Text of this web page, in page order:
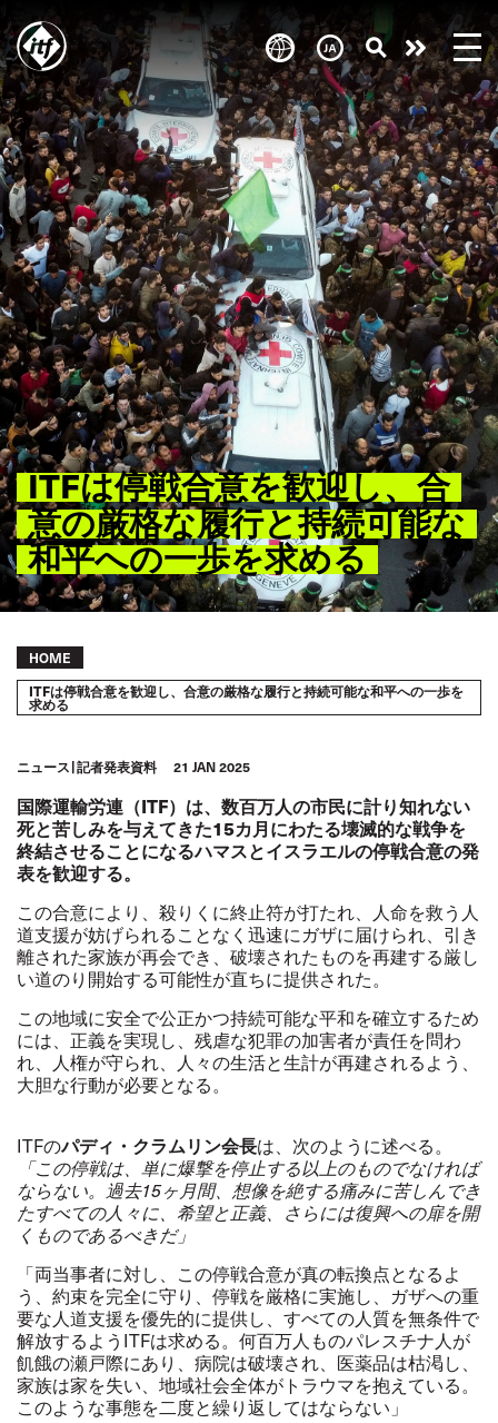
to
main
content
ITFは停戦合意を歓迎し、合
意の厳格な履行と持続可能な
和平への一歩を求める
Take
action
Breadcrumb
HOME
ITFは停戦合意を歓迎し、合意の厳格な履行と持続可能な和平への一歩を
求める
ニュース 記者発表資料 21 JAN 2025
国際運輸労連（ITF）は、数百万人の市民に計り知れない
死と苦しみを与えてきた15カ月にわたる壊滅的な戦争を
終結させることになるハマスとイスラエルの停戦合意の発
表を歓迎する。
この合意により、殺りくに終止符が打たれ、人命を救う人
道支援が妨げられることなく迅速にガザに届けられ、引き
離された家族が再会でき、破壊されたものを再建する厳し
い道のり開始する可能性が直ちに提供された。
この地域に安全で公正かつ持続可能な平和を確立するため
には、正義を実現し、残虐な犯罪の加害者が責任を問わ
れ、人権が守られ、人々の生活と生計が再建されるよう、
大胆な行動が必要となる。
ITFのパディ・クラムリン会長は、次のように述べる。
「この停戦は、単に爆撃を停止する以上のものでなければ
ならない。過去15ヶ月間、想像を絶する痛みに苦しんでき
たすべての人々に、希望と正義、さらには復興への扉を開
くものであるべきだ」
「両当事者に対し、この停戦合意が真の転換点となるよ
う、約束を完全に守り、停戦を厳格に実施し、ガザへの重
要な人道支援を優先的に提供し、すべての人質を無条件で
解放するよう ITFは求める。何百万人ものパレスチナ人が
飢餓の瀬戸際にあり、病院は破壊され、医薬品は枯渇し、
家族は家を失い、地域社会全体がトラウマを抱えている。
このような事態を二度と繰り返してはならない」